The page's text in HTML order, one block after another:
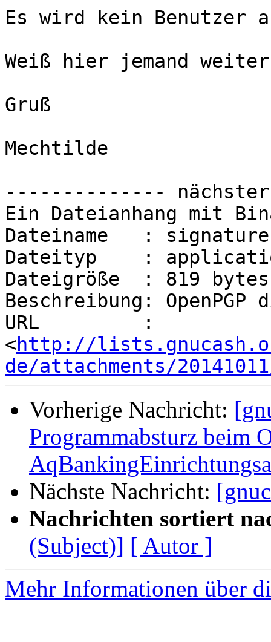
Es wird kein Benutzer
Weiß hier jemand
Gruß
Mechtilde
--------------
Ein Dateianhang mit
Dateiname   :
Dateityp    :
Dateigröße  : 819 bytes
Beschreibung:
URL         :
<http://
de/attachments/
Vorherige Nachricht:
Programmabsturz beim
Nächste Nachricht:
Nachrichten sortiert
(Subject)] [ Autor ]
Mehr Informationen über